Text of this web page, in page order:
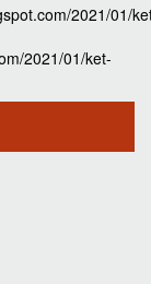
2021/01/
2021/01/ket-